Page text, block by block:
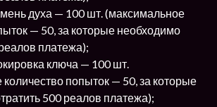
духа — 100 шт. (максимальное
— 50, за которые необходимо
платежа);
ключа — 100 шт.
попыток — 50, за которые
500 реалов платежа);